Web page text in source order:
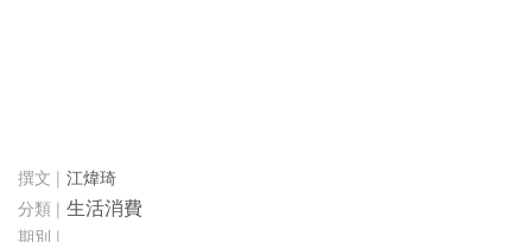
江煒琦
生活消費